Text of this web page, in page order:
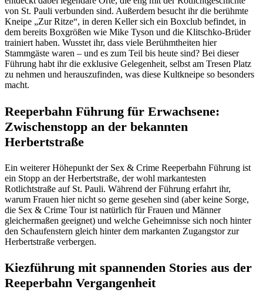
von St. Pauli verbunden sind. Außerdem besucht ihr die berühmte
Kneipe „Zur Ritze“, in deren Keller sich ein Boxclub befindet, in
dem bereits Boxgrößen wie Mike Tyson und die Klitschko-Brüder
trainiert haben. Wusstet ihr, dass viele Berühmtheiten hier
Stammgäste waren – und es zum Teil bis heute sind? Bei dieser
Führung habt ihr die exklusive Gelegenheit, selbst am Tresen Platz
zu nehmen und herauszufinden, was diese Kultkneipe so besonders
macht.
Reeperbahn Führung für Erwachsene:
Zwischenstopp an der bekannten
Herbertstraße
Ein weiterer Höhepunkt der Sex & Crime Reeperbahn Führung ist
ein Stopp an der Herbertstraße, der wohl markantesten
Rotlichtstraße auf St. Pauli. Während der Führung erfahrt ihr,
warum Frauen hier nicht so gerne gesehen sind (aber keine Sorge,
die Sex & Crime Tour ist natürlich für Frauen und Männer
gleichermaßen geeignet) und welche Geheimnisse sich noch hinter
den Schaufenstern gleich hinter dem markanten Zugangstor zur
Herbertstraße verbergen.
Kiezführung mit spannenden Stories aus der
Reeperbahn Vergangenheit